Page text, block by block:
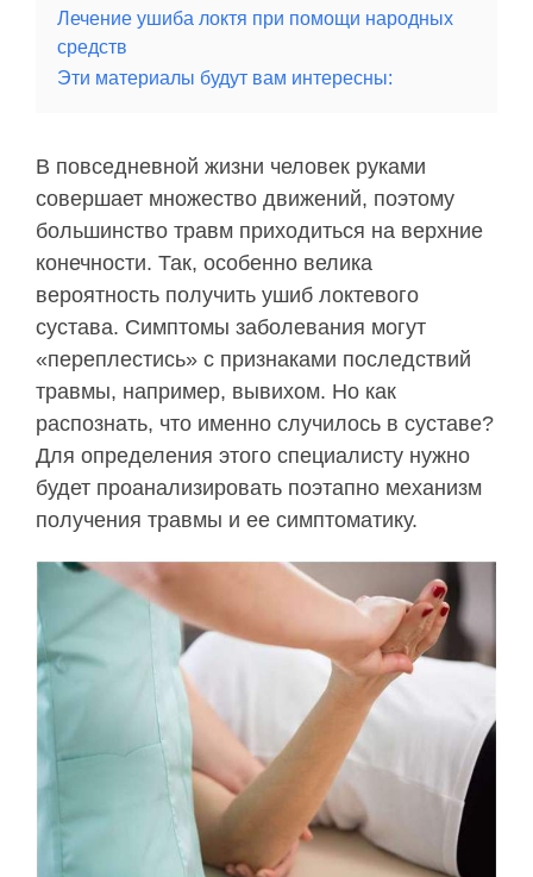
Лечение ушиба локтя при помощи народных
средств
Эти материалы будут вам интересны:
В повседневной жизни человек руками
совершает множество движений, поэтому
большинство травм приходиться на верхние
конечности. Так, особенно велика
вероятность получить ушиб локтевого
сустава. Симптомы заболевания могут
«переплестись» с признаками последствий
травмы, например, вывихом. Но как
распознать, что именно случилось в суставе?
Для определения этого специалисту нужно
будет проанализировать поэтапно механизм
получения травмы и ее симптоматику.